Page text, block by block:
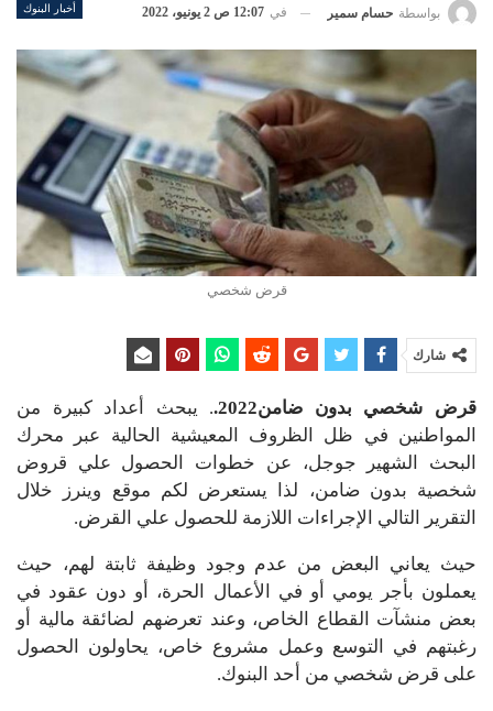
أخبار البنوك بواسطة حسام سمير في 12:07 ص 2 يونيو، 2022
قرض شخصي
شارك
قرض شخصي بدون ضامن2022.
. يبحث أعداد كبيرة من
المواطنين في ظل الظروف المعيشية الحالية عبر محرك
البحث الشهير جوجل، عن خطوات الحصول علي قروض
شخصية بدون ضامن، لذا يستعرض لكم موقع وينرز خلال
التقرير التالي الإجراءات اللازمة للحصول علي القرض.
حيث يعاني البعض من عدم وجود وظيفة ثابتة لهم، حيث
يعملون بأجر يومي أو في الأعمال الحرة، أو دون عقود في
بعض منشآت القطاع الخاص، وعند تعرضهم لضائقة مالية أو
رغبتهم في التوسع وعمل مشروع خاص، يحاولون الحصول
على قرض شخصي من أحد البنوك.